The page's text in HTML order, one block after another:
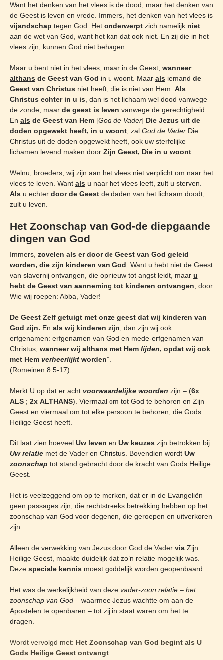
Want het denken van het vlees is de dood, maar het denken van
de Geest is leven en vrede. Immers, het denken van het vlees is
vijandschap tegen God. Het onderwerptzich namelijk niet
aan de wet van God, want het kan dat ook niet. En zij die in het
vlees zijn, kunnen God niet behagen.
Maar u bent niet in het vlees, maar in de Geest, wanneer
althansde Geest van God in u woont. Maar alsiemand de
Geest van Christusniet heeft, die is niet van Hem. Als
Christus echter in u is, dan is het lichaam wel dood vanwege
de zonde, maar de geest is leven vanwege de gerechtigheid.
En alsde Geest van Hem[God de Vader] Die Jezus uit de
doden opgewekt heeft, in u woont, zal God de VaderDie
Christus uit de doden opgewekt heeft, ook uw sterfelijke
lichamen levend maken door Zijn Geest, Die in u woont.
Welnu, broeders, wij zijn aan het vlees niet verplicht om naar het
vlees te leven. Want alsu naar het vlees leeft, zult u sterven.
Alsu echter door de Geestde daden van het lichaam doodt,
zult u leven.
Het Zoonschap van God-de diepgaande
dingen van God
Immers, zovelen als er door de Geest van God geleid
worden, die zijn kinderen van God . Want u hebt niet de Geest
van slavernij ontvangen, die opnieuw tot angst leidt, maar u
hebt de Geest van aanneming tot kinderen ontvangen , door
Wie wij roepen: Abba, Vader!
De Geest Zelf getuigt met onze geest dat wij kinderen van
God zijn. En alswij kinderen zijn , dan zijn wij ook
erfgenamen: erfgenamen van God en mede-erfgenamen van
Christus; wanneer wij althansmet Hem lijden, opdat wij ook
met Hem verheerlijktworden”.
(Romeinen 8:5-17)
Merkt U op dat er acht voorwaardelijke woorden zijn – (6x
ALS; 2x ALTHANS). Viermaal om tot God te behoren en Zijn
Geest en viermaal om tot elke persoon te behoren, die Gods
Heilige Geest heeft.
Dit laat zien hoeveel Uw leven en Uw keuzeszijn betrokken bij
Uw relatiemet de Vader en Christus. Bovendien wordt Uw
zoonschap tot stand gebracht door de kracht van Gods Heilige
Geest.
Het is veelzeggend om op te merken, dat er in de Evangeliën
geen passages zijn, die rechtstreeks betrekking hebben op het
zoonschap van God voor degenen, die geroepen en uitverkoren
zijn.
Alleen de verwekking van Jezus door God de Vader viaZijn
Heilige Geest, maakte duidelijk dat zo’n relatie mogelijk was.
Deze speciale kennismoest goddelijk worden geopenbaard.
Het was de werkelijkheid van deze vader-zoon relatie– het
zoonschap van God – waarmee Jezus wachtte om aan de
Apostelen te openbaren – tot zij in staat waren om het te
dragen.
Wordt vervolgd met: Het Zoonschap van God begint als U
Gods Heilige Geest ontvangt